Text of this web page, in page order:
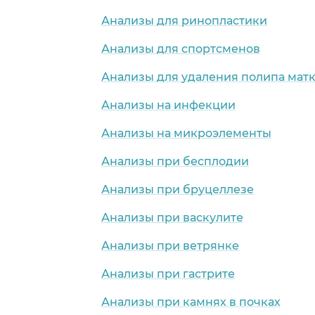
Анализы для ринопластики
Анализы для спортсменов
Анализы для удаления полипа
Анализы на инфекции
Анализы на микроэлементы
Анализы при бесплодии
Анализы при бруцеллезе
Анализы при васкулите
Анализы при ветрянке
Анализы при гастрите
Анализы при камнях в почках